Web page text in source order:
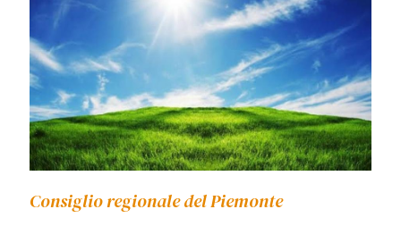
Consiglio regionale del Piemonte